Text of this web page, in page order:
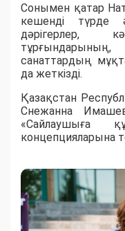
Сонымен қатар
кешенді түрде
дәрігерлер,
санаттардың
да жеткізді.
Қазақстан
Снежанна
«Сайлаушыға
концепцияларына